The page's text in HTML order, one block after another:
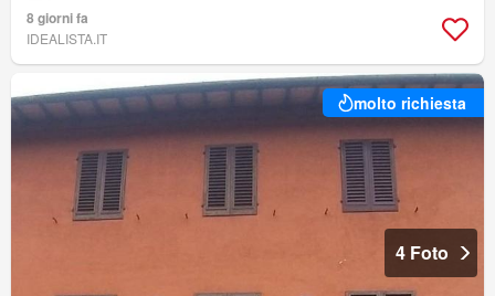
8 giorni fa
IDEALISTA.IT
molto richiesta
4 Foto